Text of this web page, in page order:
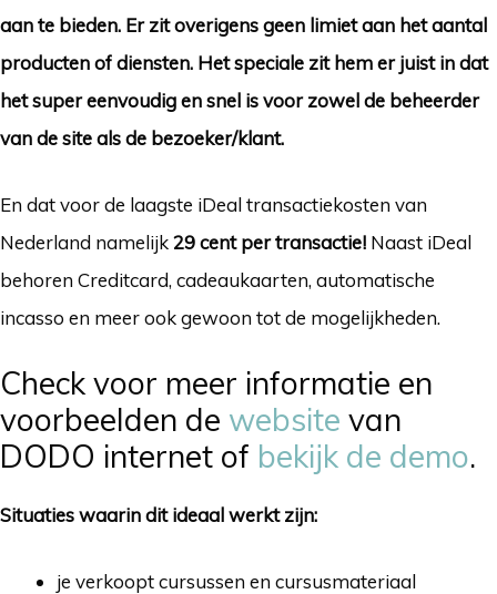
aan te bieden. Er zit overigens geen limiet aan het aantal
producten of diensten. Het speciale zit hem er juist in dat
het super eenvoudig en snel is voor zowel de beheerder
van de site als de bezoeker/klant.
En dat voor de laagste iDeal transactiekosten van
Nederland namelijk29 cent per transactie! Naast iDeal
behoren Creditcard, cadeaukaarten, automatische
incasso en meer ook gewoon tot de mogelijkheden.
Check voor meer informatie en
voorbeelden de website van
DODO internet of bekijk de demo.
Situaties waarin dit ideaal werkt zijn:
je verkoopt cursussen en cursusmateriaal